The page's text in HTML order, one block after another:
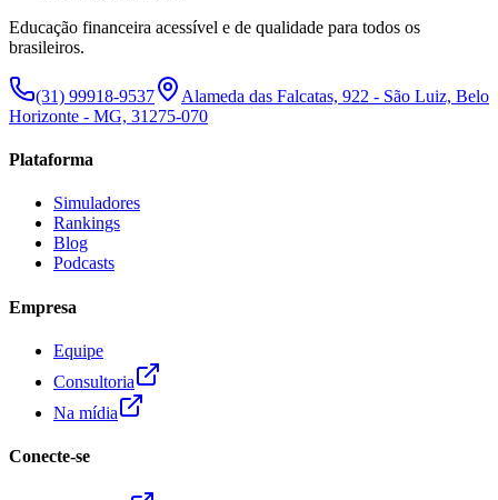
Educação financeira acessível e de qualidade para todos os
brasileiros.
(31) 99918-9537
Alameda das Falcatas, 922 - São Luiz, Belo
Horizonte - MG, 31275-070
Plataforma
Simuladores
Rankings
Blog
Podcasts
Empresa
Equipe
Consultoria
Na mídia
Conecte-se